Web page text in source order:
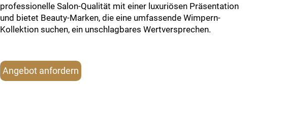
professionelle Salon-Qualität mit einer luxuriösen Präsentation
und bietet Beauty-Marken, die eine umfassende Wimpern-
Kollektion suchen, ein unschlagbares Wertversprechen.
Angebot anfordern